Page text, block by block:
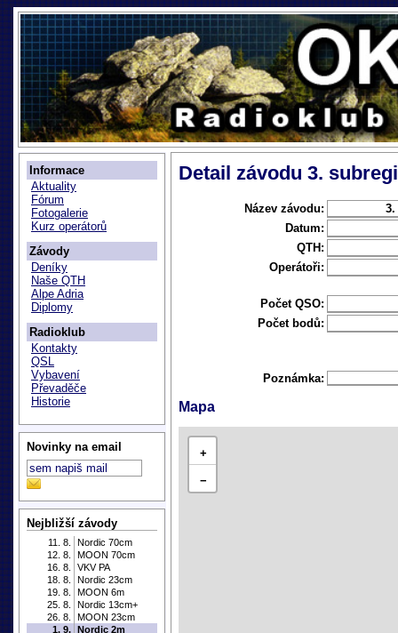
Informace
Aktuality
Fórum
Fotogalerie
Kurz operátorů
Závody
Deníky
Naše QTH
Alpe Adria
Diplomy
Radioklub
Kontakty
QSL
Vybavení
Převaděče
Historie
Novinky na email
Nejbližší závody
11. 8.
Nordic 70cm
12. 8.
MOON 70cm
16. 8.
VKV PA
18. 8.
Nordic 23cm
19. 8.
MOON 6m
25. 8.
Nordic 13cm+
26. 8.
MOON 23cm
1. 9. Nordic 2m
Detail závodu 3.
Název závodu:
Datum:
QTH:
Operátoři:
Počet QSO:
Počet bodů:
Poznámka:
Mapa
+
−